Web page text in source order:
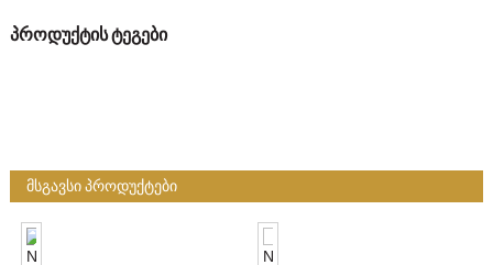
პროდუქტის ტეგები
ᲛᲡᲒᲐᲕᲡᲘ ᲞᲠᲝᲓᲣᲥᲢᲔᲑᲘ